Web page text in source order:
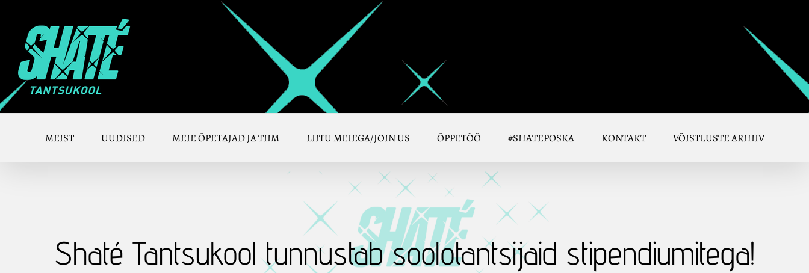
content
MEIST UUDISED MEIE ÕPETAJAD JA TIIM LIITU MEIEGA/JOIN US ÕPPETÖÖ #SHATEPOSKA KONTAKT VÕISTLUSTE ARHIIV
Shaté Tantsukool tunnustab soolotantsijaid stipendiumitega!